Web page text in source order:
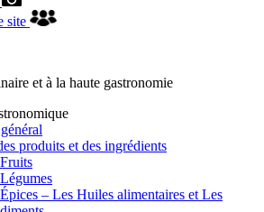
site
et à la haute gastronomie
produits et des ingrédients
– Les Huiles alimentaires et Les